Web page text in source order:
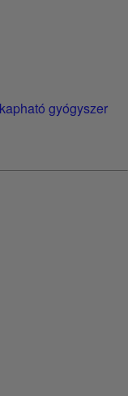
gyógyszer